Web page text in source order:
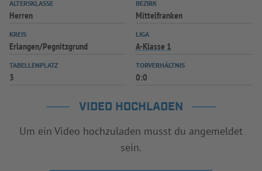
ALTERSKLASSE
Herren
BEZIRK
Mittelfranken
KREIS
Erlangen/Pegnitzgrund
LIGA
A-Klasse 1
TABELLENPLATZ
3
TORVERHÄLTNIS
0:0
VIDEO HOCHLADEN
Um ein Video hochzuladen musst du angemeldet
sein.